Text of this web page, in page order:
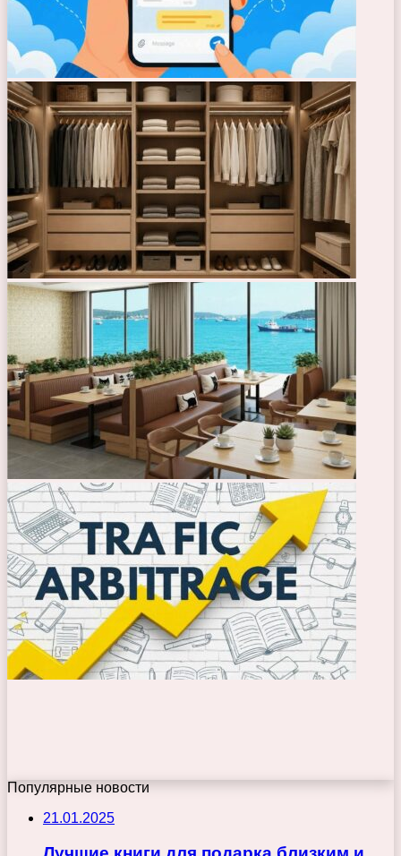
Популярные новости
21.01.2025